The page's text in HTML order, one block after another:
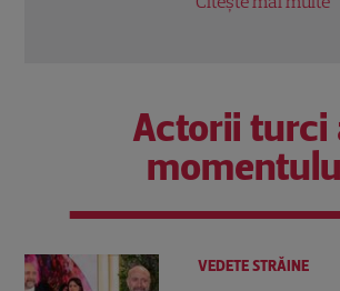
Actorii turci
VEDETE STRĂINE